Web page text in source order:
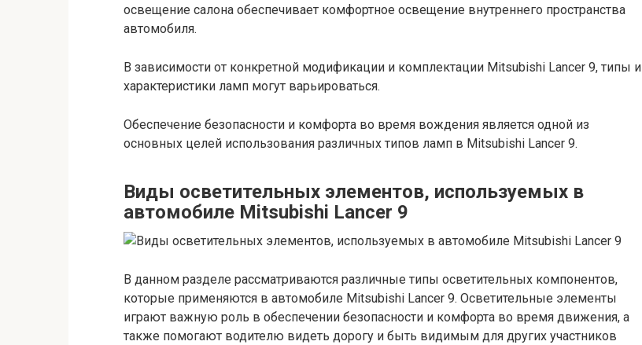
освещение салона обеспечивает комфортное освещение внутреннего пространства
автомобиля.
В зависимости от конкретной модификации и комплектации Mitsubishi Lancer 9, типы и
характеристики ламп могут варьироваться.
Обеспечение безопасности и комфорта во время вождения является одной из
основных целей использования различных типов ламп в Mitsubishi Lancer 9.
Виды осветительных элементов, используемых в
автомобиле Mitsubishi Lancer 9
В данном разделе рассматриваются различные типы осветительных компонентов,
которые применяются в автомобиле Mitsubishi Lancer 9. Осветительные элементы
играют важную роль в обеспечении безопасности и комфорта во время движения, а
также помогают водителю видеть дорогу и быть видимым для других участников